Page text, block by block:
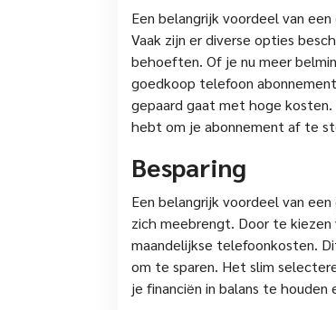
Een belangrijk voordeel van
Vaak zijn er diverse opties
behoeften. Of je nu meer
goedkoop telefoon
gepaard gaat met hoge
hebt om je abonnement af te
Besparing
Een belangrijk voordeel van
zich meebrengt. Door te
maandelijkse telefoonkosten.
om te sparen. Het slim
je financiën in balans te